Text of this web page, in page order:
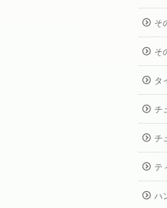
そ
そ
タ
チ
チ
テ
ハ